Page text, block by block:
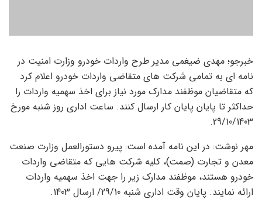
خبرجو؛ مهدی ضیغمی مدیر طرح واردات خودرو وزارت امنیت در
نامه ای به تمامی شرکت های متقاضی واردات خودرو اعلام کرد
که متقاضیان موظفند مدارک مورد نیاز برای اخذ سهمیه واردات را
حداکثر تا پایان پایان کار ارسال کنند. ساعت اداری روز شنبه مورخ
29/10/1403.
مهر نوشت: در این نامه آمده است: پیرو دستورالعمل وزارت صنعت
معدن و تجارت (صمت)، کلیه شرکت هایی که متقاضی واردات
خودرو هستند، موظفند مدارک زیر را جهت اخذ سهمیه واردات
ارائه نمایند. پایان وقت اداری شنبه 29/10/ ارسال 1403.